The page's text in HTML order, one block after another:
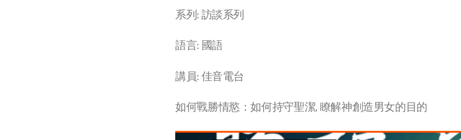
系列: 訪談系列
語言: 國語
講員: 佳音電台
如何戰勝情慾：如何持守聖潔, 瞭解神創造男女的目的